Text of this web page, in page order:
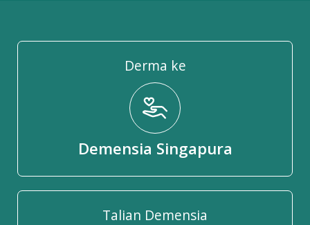
Derma ke
Demensia Singapura
Talian Demensia